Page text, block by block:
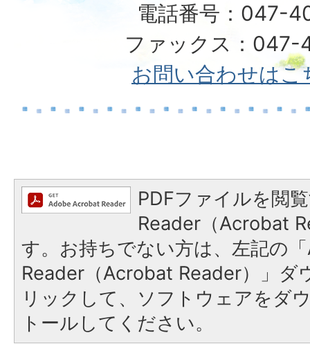
電話番号：047-
ファックス：047-
お問い合わせはこ
PDFファイルを閲
Reader（Acrobat
す。お持ちでない方は、左記の
Reader（Acrobat Reader）」ダ
リックして、ソフトウェアをダ
トールしてください。